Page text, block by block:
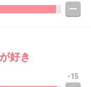
好き
-15